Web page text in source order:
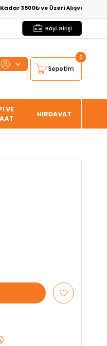
3500₺ ve Üzeri Alışverişlerde
Bayi Girişi
Sepetim
0
VE
HIRDAVAT